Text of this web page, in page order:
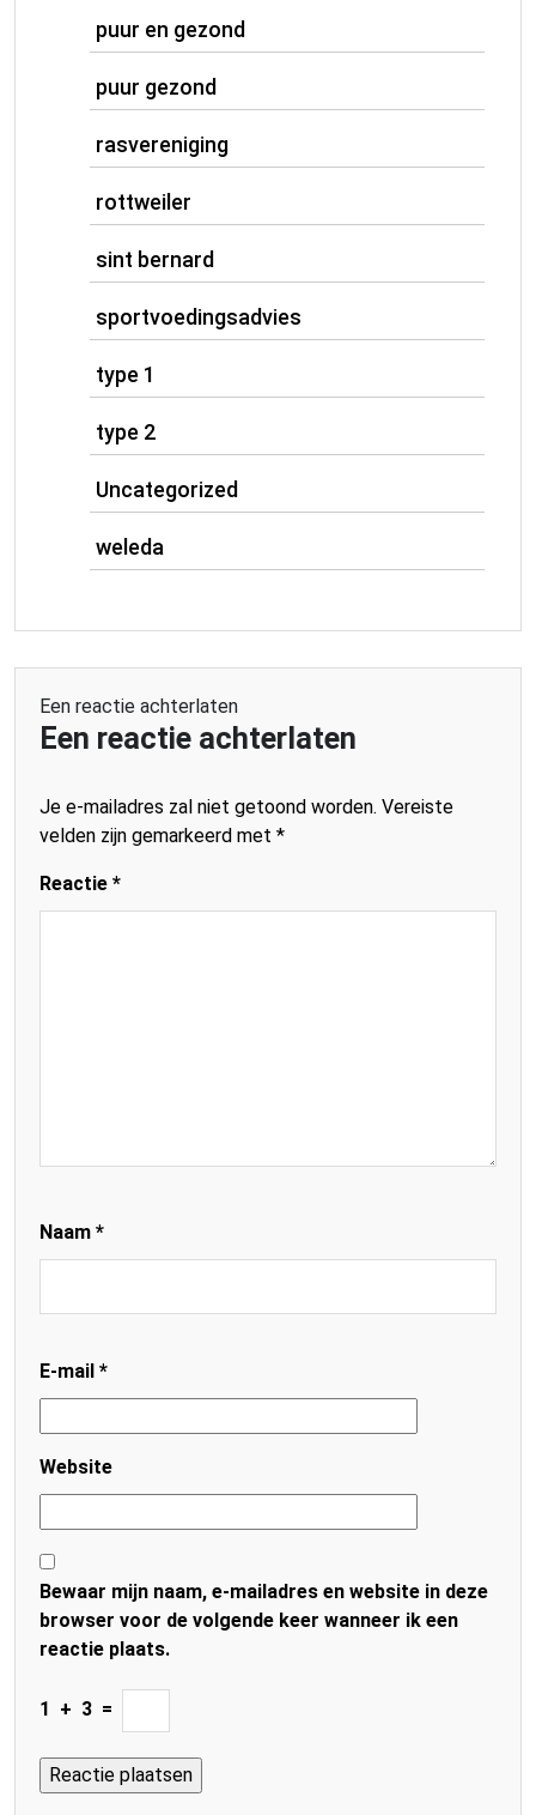
puur en gezond
puur gezond
rasvereniging
rottweiler
sint bernard
sportvoedingsadvies
type 1
type 2
Uncategorized
weleda
Een reactie achterlaten
Een reactie achterlaten
Je e-mailadres zal niet getoond worden. Vereiste
velden zijn gemarkeerd met *
Reactie *
Naam *
E-mail *
Website
Bewaar mijn naam, e-mailadres en website in deze
browser voor de volgende keer wanneer ik een
reactie plaats.
1 + 3 =